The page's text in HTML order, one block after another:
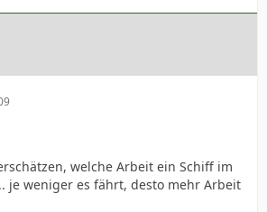
welche Arbeit ein Schiff im
je weniger es fährt, desto mehr Arbeit